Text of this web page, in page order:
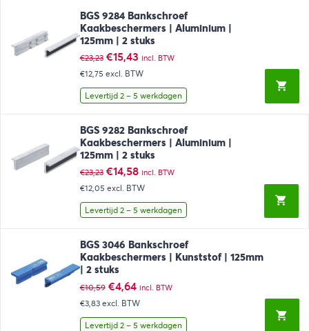
BGS 9284 Bankschroef
Kaakbeschermers | Aluminium |
125mm | 2 stuks
€23,23 Oorspronkelijke
prijs
was:
€23,23.
€15,43Huidige
prijs
is:
€15,43.
incl. BTW
€12,75 excl. BTW
Levertijd 2 – 5 werkdagen
BGS 9282 Bankschroef
Kaakbeschermers | Aluminium |
125mm | 2 stuks
€23,23 Oorspronkelijke
prijs
was:
€23,23.
€14,58Huidige
prijs
is:
€14,58.
incl. BTW
€12,05 excl. BTW
Levertijd 2 – 5 werkdagen
BGS 3046 Bankschroef
Kaakbeschermers | Kunststof | 125mm
| 2 stuks
€10,59 Oorspronkelijke
prijs
was:
€10,59.
€4,64Huidige
prijs
is:
€4,64.
incl. BTW
€3,83 excl. BTW
Levertijd 2 – 5 werkdagen